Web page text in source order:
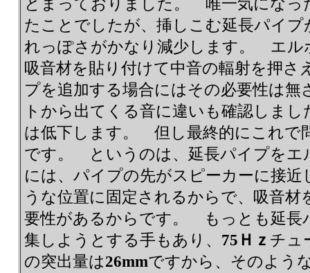
とまっておりました。 唯一気になっ
たことでしたが、挿しこむ延長パイ
れっぽさがかなり減少します。 エル
吸音材を貼り付けて中音の輻射を押
プを追加する場合にはその必要性は
トから出てくる音に違いも確認しま
は低下します。 但し最終的にこれで
です。 というのは、延長パイプをエ
には、パイプの先がスピーカーに接
うな位置に固定されるからで、吸音
要性があるからです。 もっとも延長
集しようとする手もあり、 75Ｈｚ チュ
の突出量は26mmですから、そのよう